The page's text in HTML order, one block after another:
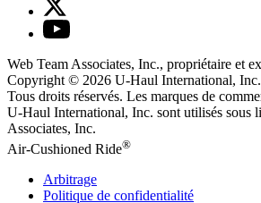
Web Team Associates, Inc., propriétaire et
Copyright © 2026 U-Haul International, Inc.
Tous droits réservés. Les marques de
U-Haul International, Inc. sont utilisés sous
Associates, Inc.
Air-Cushioned Ride®
Arbitrage
Politique de confidentialité